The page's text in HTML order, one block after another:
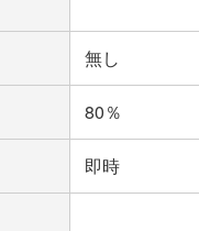
無し
80％
即時